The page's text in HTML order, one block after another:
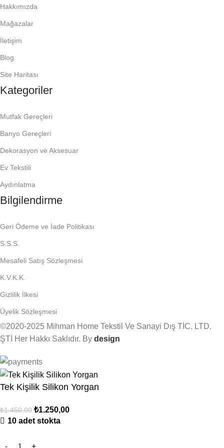
Hakkımızda
Mağazalar
İletişim
Blog
Site Haritası
Kategoriler
Mutfak Gereçleri
Banyo Gereçleri
Dekorasyon ve Aksesuar
Ev Tekstili
Aydınlatma
Bilgilendirme
Geri Ödeme ve İade Politikası
S.S.S.
Mesafeli Satış Sözleşmesi
K.V.K.K.
Gizlilik İlkesi
Üyelik Sözleşmesi
©2020-2025 Mihman Home Tekstil Ve Sanayi Dış TİC. LTD.
ŞTİ Her Hakkı Saklıdır. By design
Tek Kişilik Silikon Yorgan
₺1.450,00 ₺1.250,00
10 adet stokta